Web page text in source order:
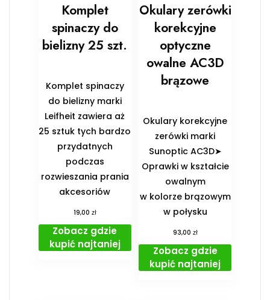
Komplet
spinaczy do
bielizny 25 szt.
Komplet spinaczy
do bielizny marki
Leifheit zawiera aż
25 sztuk tych bardzo
przydatnych
podczas
rozwieszania prania
akcesoriów
19,00 zł
Zobacz gdzie
kupić najtaniej
Okulary zerówki
korekcyjne
optyczne
owalne AC3D
brązowe
Okulary korekcyjne
zerówki marki
Sunoptic AC3D➤
Oprawki w kształcie
owalnym
w kolorze brązowym
w połysku
93,00 zł
Zobacz gdzie
kupić najtaniej